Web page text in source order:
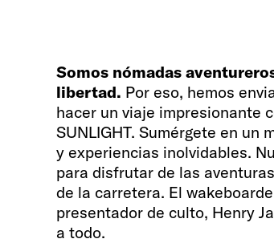
Somos nómadas
libertad. Por eso, hemos
hacer un viaje impresionante
SUNLIGHT. Sumérgete en un
y experiencias inolvidables.
para disfrutar de las
de la carretera. El
presentador de culto, Henry
a todo.